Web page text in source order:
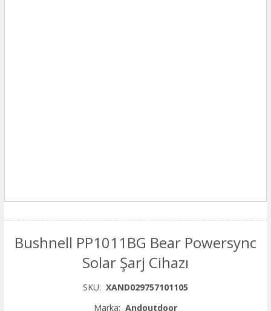
Bushnell PP1011BG Bear Powersync
Solar Şarj Cihazı
SKU: XAND029757101105
Marka: Andoutdoor